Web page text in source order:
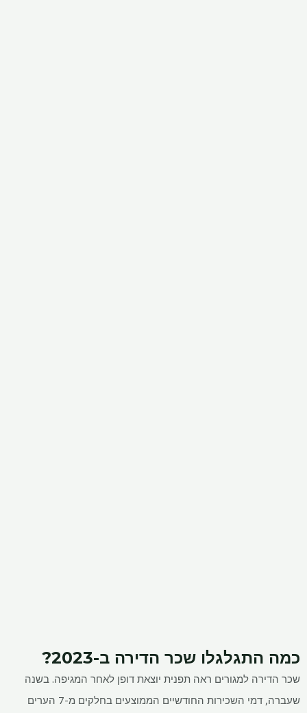
כמה התגלגלו שכר הדירה ב-2023?
שכר הדירה למגורים ראה תפנית יוצאת דופן לאחר המגיפה. בשנה
שעברה, דמי השכירות החודשיים הממוצעים בחלקים מ-7 הערים